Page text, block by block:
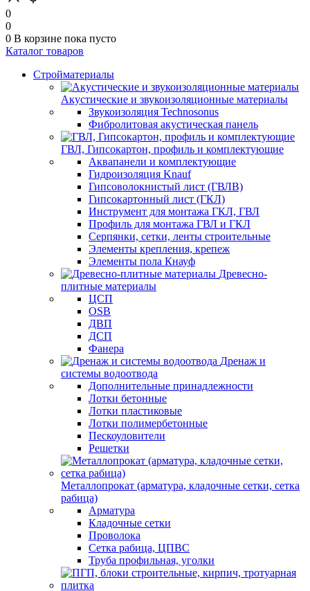
0
0
0 В корзине пока пусто
Каталог товаров
Стройматериалы
Акустические и звукоизоляционные материалы
Звукоизоляция Technosonus
Фибролитовая акустическая панель
ГВЛ, Гипсокартон, профиль и комплектующие
Аквапанели и комплектующие
Гидроизоляция Knauf
Гипсоволокнистый лист (ГВЛВ)
Гипсокартонный лист (ГКЛ)
Инструмент для монтажа ГКЛ, ГВЛ
Профиль для монтажа ГВЛ и ГКЛ
Серпянки, сетки, ленты строительные
Элементы крепления, крепеж
Элементы пола Кнауф
Древесно-
плитные материалы
ЦСП
OSB
ДВП
ДСП
Фанера
Дренаж и
системы водоотвода
Дополнительные принадлежности
Лотки бетонные
Лотки пластиковые
Лотки полимербетонные
Пескоуловители
Решетки
Металлопрокат (арматура, кладочные сетки, сетка
рабица)
Арматура
Кладочные сетки
Проволока
Сетка рабица, ЦПВС
Труба профильная, уголки